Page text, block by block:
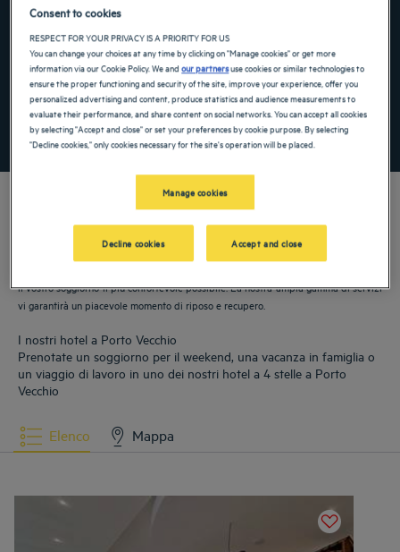
Navigate forward to interact with the calendar and select a date. Press the
TROVA UN HOTEL
Aggiungi un codice speciale
I nostri hotel Golden Tulip vi danno il benvenuto a Porto Vecchio. Ristoranti,
il vostro soggiorno il più confortevole possibile. La nostra ampia gamma di servizi
vi garantirà un piacevole momento di riposo e recupero.
I nostri hotel a Porto Vecchio
Prenotate un soggiorno per il weekend, una vacanza in famiglia o
un viaggio di lavoro in uno dei nostri hotel a 4 stelle a Porto
Vecchio
Elenco Mappa
Consent to cookies
RESPECT FOR YOUR PRIVACY IS A PRIORITY FOR US
You can change your choices at any time by clicking on "Manage cookies" or get more
information via our Cookie Policy. We andour partnersuse cookies or similar technologies to
ensure the proper functioning and security of the site, improve your experience, offer you
personalized advertising and content, produce statistics and audience measurements to
evaluate their performance, and share content on social networks. You can accept all cookies
by selecting "Accept and close" or set your preferences by cookie purpose. By selecting
"Decline cookies," only cookies necessary for the site's operation will be placed.
Manage cookies
Decline cookies Accept and close